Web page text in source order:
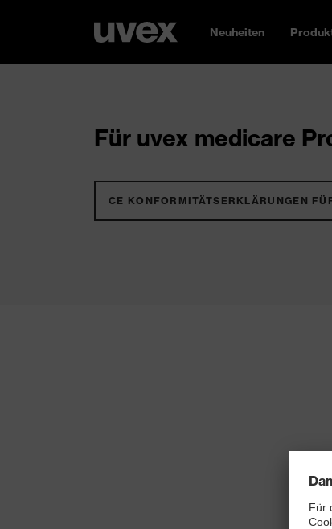
Neuheiten
Für uvex medicare
CE KONFORMITÄTSERKLÄRUNGEN